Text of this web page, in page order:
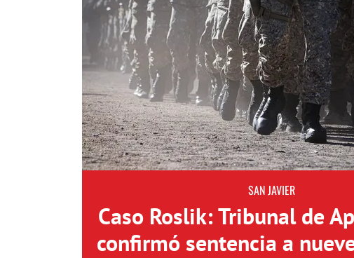
SAN JAVIER
Caso Roslik: Tribunal de
confirmó sentencia a